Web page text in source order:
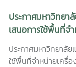
ประกาศมหาวิทยา
เสนอการใช้พื้นที่จ
ประกาศมหาวิทยาลั
ใช้พื้นที่จำหน่ายเครื่